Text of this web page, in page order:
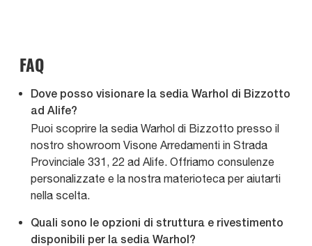
FAQ
Dove posso visionare la sedia Warhol di Bizzotto
ad Alife?
Puoi scoprire la sedia Warhol di Bizzotto presso il
nostro showroom Visone Arredamenti in Strada
Provinciale 331, 22 ad Alife. Offriamo consulenze
personalizzate e la nostra materioteca per aiutarti
nella scelta.
Quali sono le opzioni di struttura e rivestimento
disponibili per la sedia Warhol?